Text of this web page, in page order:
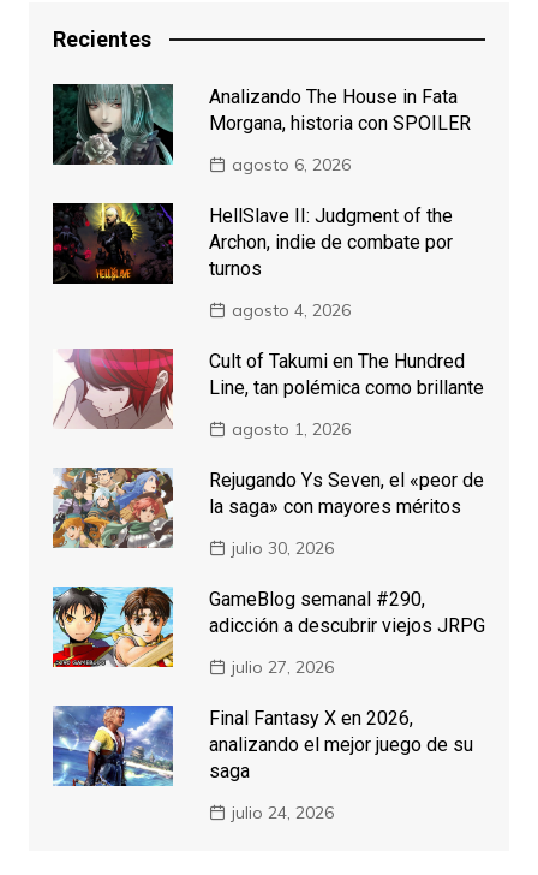
Recientes
Analizando The House in Fata
Morgana, historia con SPOILER
agosto 6, 2026
HellSlave II: Judgment of the
Archon, indie de combate por
turnos
agosto 4, 2026
Cult of Takumi en The Hundred
Line, tan polémica como brillante
agosto 1, 2026
Rejugando Ys Seven, el «peor de
la saga» con mayores méritos
julio 30, 2026
GameBlog semanal #290,
adicción a descubrir viejos JRPG
julio 27, 2026
Final Fantasy X en 2026,
analizando el mejor juego de su
saga
julio 24, 2026